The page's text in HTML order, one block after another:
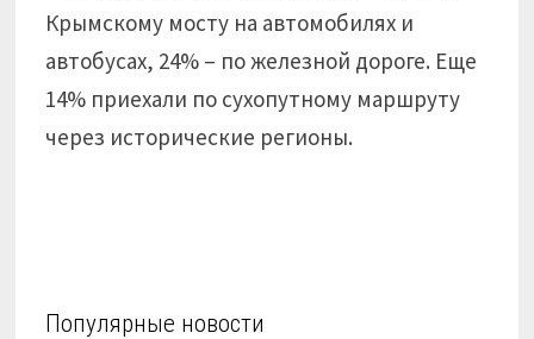
Крымскому мосту на автомобилях и
автобусах, 24% – по железной дороге. Еще
14% приехали по сухопутному маршруту
через исторические регионы.
Популярные новости